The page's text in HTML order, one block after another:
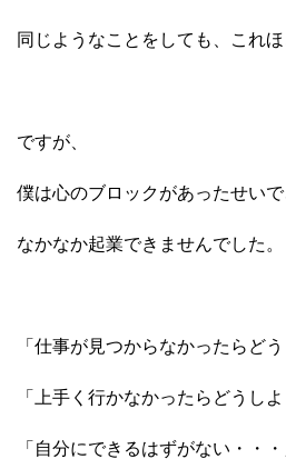
同じようなことをしても、これほ
ですが、
僕は心のブロックがあったせいで
なかなか起業できませんでした。
「仕事が見つからなかったらどう
「上手く行かなかったらどうしよ
「自分にできるはずがない・・・